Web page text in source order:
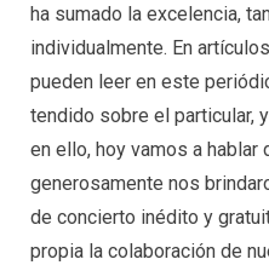
ha sumado la excelencia,
individualmente. En
pueden leer en este
tendido sobre el particular,
en ello, hoy vamos a hablar
generosamente nos
de concierto inédito y
propia la colaboración de